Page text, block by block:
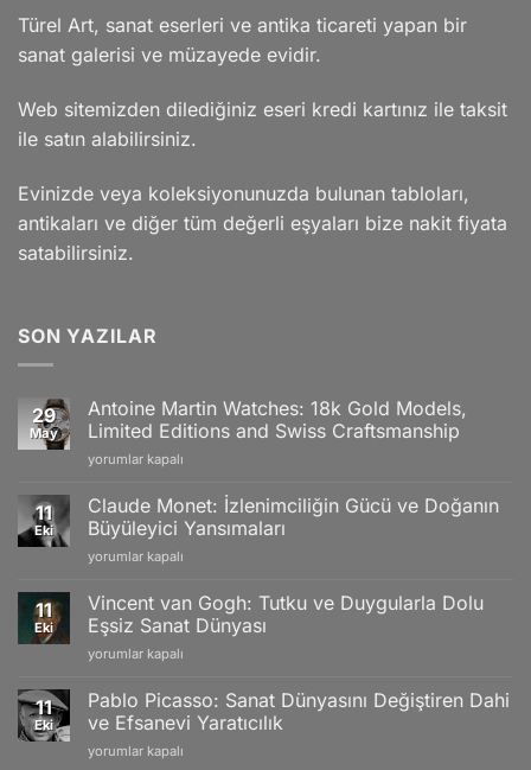
Türel Art, sanat eserleri ve antika ticareti yapan bir
sanat galerisi ve müzayede evidir.
Web sitemizden dilediğiniz eseri kredi kartınız ile taksit
ile satın alabilirsiniz.
Evinizde veya koleksiyonunuzda bulunan tabloları,
antikaları ve diğer tüm değerli eşyaları bize nakit fiyata
satabilirsiniz.
SON YAZILAR
29
May
Antoine Martin Watches: 18k Gold Models,
Limited Editions and Swiss Craftsmanship
Antoine
Watches:
18k
Gold
Models,
Editions
and
Swiss
Craftsmanship
yorumlar kapalı
11
Eki
Claude Monet: İzlenimciliğin Gücü ve Doğanın
Büyüleyici Yansımaları
Claude
İzlenimciliğin
Gücü
ve
Doğanın
Yansımaları
için
yorumlar kapalı
11
Eki
Vincent van Gogh: Tutku ve Duygularla Dolu
Eşsiz Sanat Dünyası
Vincent
Gogh:
Tutku
ve
Duygularla
yorumlar kapalı
11
Eki
Pablo Picasso: Sanat Dünyasını Değiştiren Dahi
ve Efsanevi Yaratıcılık
Pablo
yorumlar kapalı